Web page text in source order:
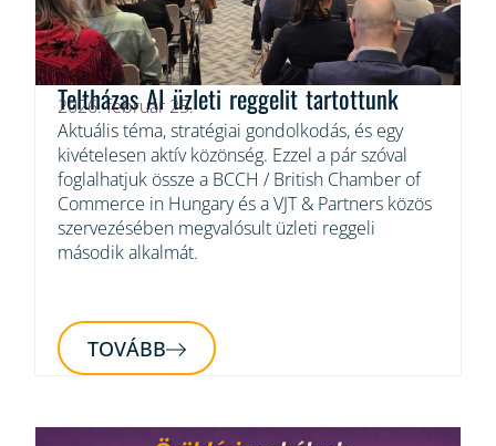
Teltházas AI üzleti reggelit tartottunk
2026. február 25.
Aktuális téma, stratégiai gondolkodás, és egy
kivételesen aktív közönség. Ezzel a pár szóval
foglalhatjuk össze a BCCH / British Chamber of
Commerce in Hungary és a VJT & Partners közös
szervezésében megvalósult üzleti reggeli
második alkalmát.
TOVÁBB